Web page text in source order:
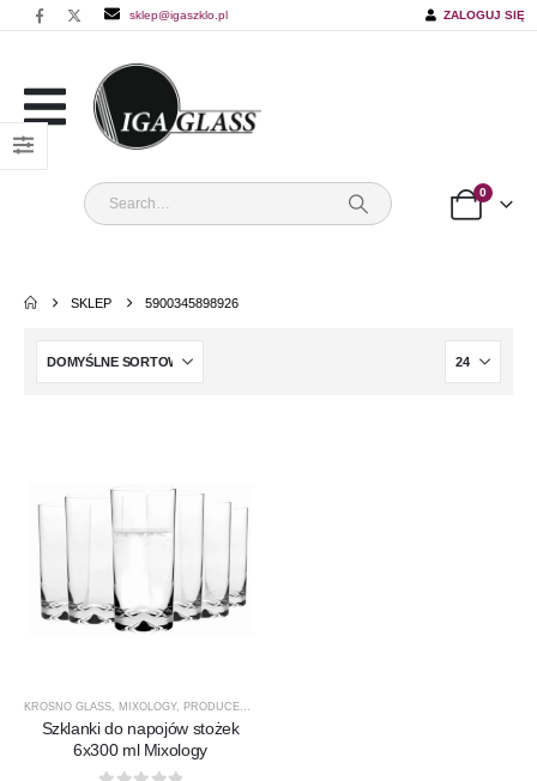
sklep@igaszklo.pl ZALOGUJ SIĘ
0
SKLEP 5900345898926
KROSNO GLASS, MIXOLOGY, PRODUCENCI
Szklanki do napojów stożek
6x300 ml Mixology